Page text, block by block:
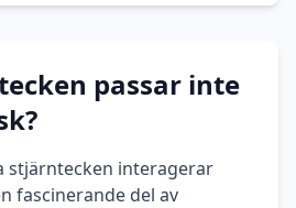
passar inte
stjärntecken interagerar
fascinerande del av